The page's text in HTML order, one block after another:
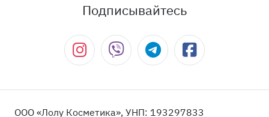
Подписывайтесь
ООО «Лолу Косметика», УНП: 193297833